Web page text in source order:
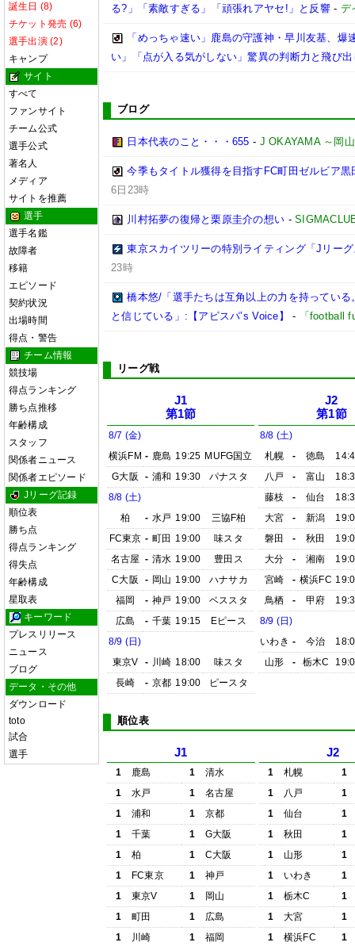
誕生日 (8)
チケット発売 (6)
選手出演 (2)
キャンプ
サイト
すべて
ファンサイト
チーム公式
選手公式
著名人
メディア
サイトを推薦
選手
選手名鑑
故障者
移籍
エピソード
契約状況
出場時間
得点・警告
チーム情報
競技場
得点ランキング
勝ち点推移
年齢構成
スタッフ
関係者ニュース
関係者エピソード
Jリーグ記録
順位表
勝ち点
得点ランキング
得失点
年齢構成
星取表
キーワード
プレスリリース
ニュース
ブログ
データ・その他
ダウンロード
toto
試合
選手
る?」「素敵すぎる」「頑張れアヤセ!」と反響- デ
「めっちゃ速い」鹿島の守護神・早川友基、
い」「点が入る気がしない」驚異の判断力と飛び
ブログ
日本代表のこと・・・655 - J OKAYAMA ～岡
今季もタイトル獲得を目指すFC町田ゼルビア
6日23時
川村拓夢の復帰と栗原圭介の想い -
東京スカイツリーの特別ライティング「Jリー
23時
橋本悠/「選手たちは互角以上の力を持ってい
と信じている」:【アビスパ’s Voice】
- 「football
リーグ戦
J1
第1節
8/7 (金)
横浜FM - 鹿島 19:25 MUFG国立
G大阪
- 浦和 19:30
パナスタ
8/8 (土)
柏
- 水戸 19:00
三協F柏
FC東京 - 町田 19:00
味スタ
名古屋 - 清水 19:00
豊田ス
C大阪
- 岡山 19:00
ハナサカ
福岡
- 神戸 19:00
ベススタ
広島
- 千葉 19:15
Eピース
8/9 (日)
東京V
- 川崎 18:00
味スタ
長崎
- 京都 19:00 ピースタ
J2
第1節
8/8 (土)
札幌
- 徳島
八戸
- 富山
藤枝
- 仙台
大宮
- 新潟
磐田
- 秋田
大分
- 湘南
宮崎
- 横浜FC
鳥栖
- 甲府
8/9 (日)
いわき - 今治
山形
- 栃木C
順位表
J1
1 鹿島 1
清水
1
水戸 1
名古屋
1
浦和 1
京都
1
千葉 1
G大阪
1
柏 1
C大阪
1
FC東京 1
神戸
1
東京V 1
岡山
1
町田 1
広島
1
川崎 1
福岡
J2
1 札幌
1
1
八戸
1
1
仙台
1
1
秋田
1
1
山形
1
1
いわき
1
1
栃木C
1
1
大宮
1
1
横浜FC
1